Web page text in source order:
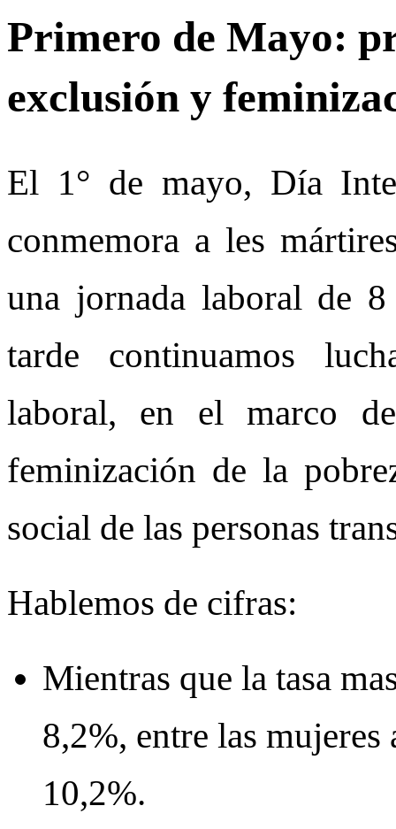
Primero de Mayo:
exclusión y
El 1° de mayo, Día
conmemora a les
una jornada laboral de
tarde continuamos
laboral, en el marco
feminización de la
social de las personas
Hablemos de cifras:
Mientras que la tasa
8,2%, entre las
10,2%.